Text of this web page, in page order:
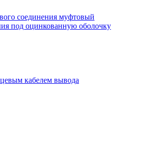
соединения муфтовый
под оцинкованную оболочку
кабелем вывода